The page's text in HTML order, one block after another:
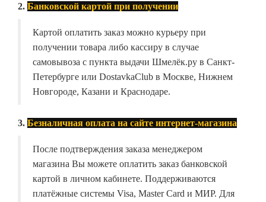
2. Банковской картой при получении
Картой оплатить заказ можно курьеру при
получении товара либо кассиру в случае
самовывоза с пункта выдачи Шмелёк.ру в Санкт-
Петербурге или DostavkaClub в Москве, Нижнем
Новгороде, Казани и Краснодаре.
3. Безналичная оплата на сайте интернет-магазина
После подтверждения заказа менеджером
магазина Вы можете оплатить заказ банковской
картой в личном кабинете. Поддерживаются
платёжные системы Visa, Master Card и МИР. Для